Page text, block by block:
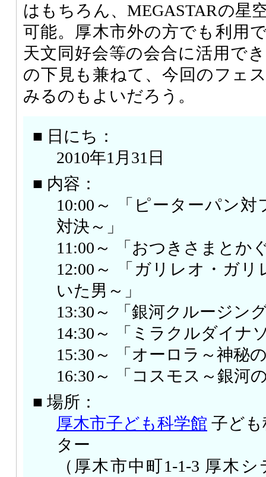
はもちろん、MEGASTARの星
可能。厚木市外の方でも利用
天文同好会等の会合に活用で
の下見も兼ねて、今回のフェ
みるのもよいだろう。
■ 日にち：
2010年1月31日
■ 内容：
10:00～ 「ピーターパン
対決～」
11:00～ 「おつきさまとか
12:00～ 「ガリレオ・ガ
いた男～」
13:30～ 「銀河クルージン
14:30～ 「ミラクルダイナ
15:30～ 「オーロラ～神秘
16:30～ 「コスモス～銀河
■ 場所：
厚木市子ども科学館 子ど
ター
（厚木市中町1-1-3 厚木